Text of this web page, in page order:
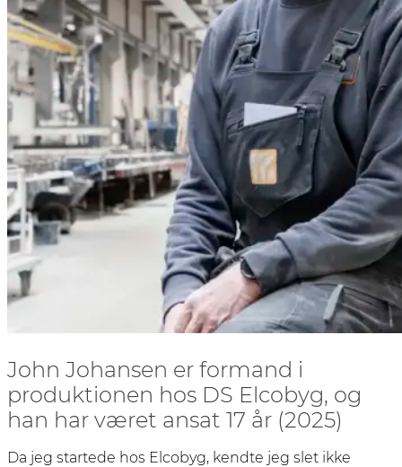
John Johansen er formand i
produktionen hos DS Elcobyg, og
han har været ansat 17 år (2025)
Da jeg startede hos Elcobyg, kendte jeg slet ikke